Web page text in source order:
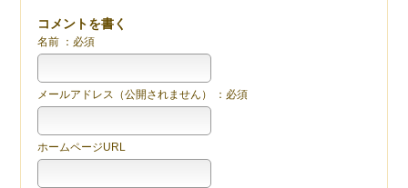
コメントを書く
名前 ：必須
メールアドレス（公開されません） ：必須
ホームページURL